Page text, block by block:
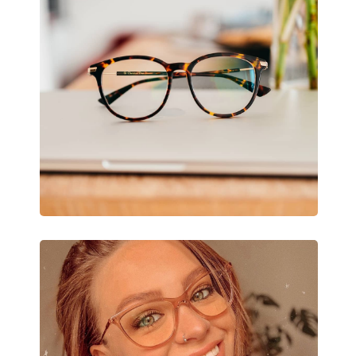
Flexi pánt:
Nie
Slnečný klip:
Nie
Príslušenstvo
Puzdro:
Áno
Čistiaca handrička:
Áno
Typ:
Unisex
Kategória:
Dioptrické
Značka:
Dsquared2
Kód:
D2 0035 2M2 16